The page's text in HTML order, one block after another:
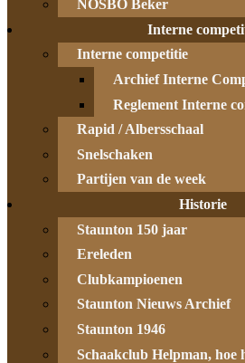
NOSBO Beker
Interne
Interne competitie
Archief Interne
Reglement Interne
Rapid / Albersschaal
Snelschaken
Partijen van de week
Historie
Staunton 150 jaar
Ereleden
Clubkampioenen
Staunton Nieuws Archief
Staunton 1946
Schaakclub Helpman, hoe